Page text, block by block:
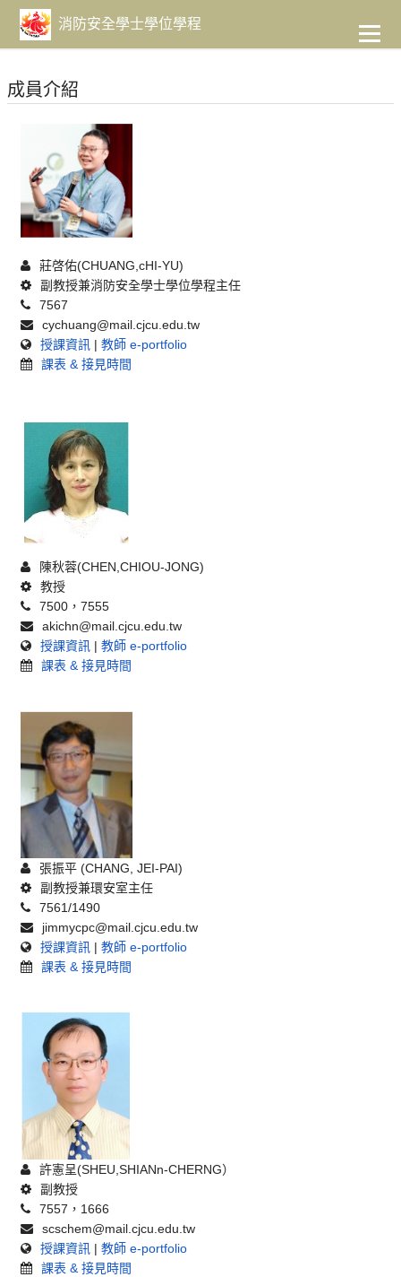
主
要
容
消防安全學士學位學程
成員介紹
莊啓佑(CHUANG,cHI-YU)
副教授兼消防安全學士學位學程主任
7567
cychuang@mail.cjcu.edu.tw
授課資訊 |教師 e-portfolio
課表 & 接見時間
陳秋蓉(CHEN,CHIOU-JONG)
教授
7500，7555
akichn@mail.cjcu.edu.tw
授課資訊 |教師 e-portfolio
課表 & 接見時間
張振平 (CHANG, JEI-PAI)
副教授兼環安室主任
7561/1490
jimmycpc@mail.cjcu.edu.tw
授課資訊 |教師 e-portfolio
課表 & 接見時間
許憲呈(SHEU,SHIANn-CHERNG）
副教授
7557，1666
scschem@mail.cjcu.edu.tw
授課資訊 |教師 e-portfolio
課表 & 接見時間